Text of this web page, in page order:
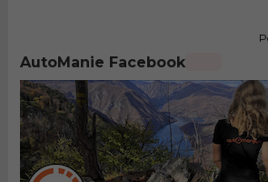
AutoManie Facebook